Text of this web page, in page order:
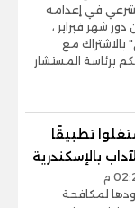
في إعدامه
شهر فبراير ،
بالاشتراك مع
برئاسة المستشار
تطبيقًا
بالإسكندرية
لمكافحة